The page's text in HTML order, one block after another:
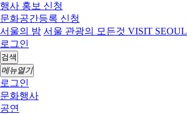
행사 홍보 신청
문화공간등록 신청
서울의 밤 서울 관광의 모든것 VISIT SEOUL
로그인
검색
메뉴열기
로그인
문화행사
공연